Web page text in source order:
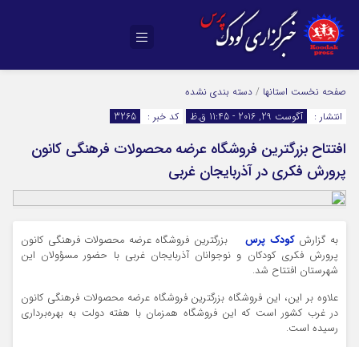
صفحه نخست استانها / دسته بندی نشده
انتشار :
آگوست 29, 2016 - 11:45 ق.ظ کد خبر : 3265
افتتاح بزرگترین فروشگاه عرضه محصولات فرهنگی کانون
پرورش فکری در آذربایجان غربی
به گزارشکودک پرس
بزرگترین فروشگاه عرضه محصولات فرهنگی کانون
پرورش فکری کودکان و نوجوانان آذربایجان غربی با حضور مسؤولان این
شهرستان افتتاح شد.
علاوه بر این، این فروشگاه بزرگترین فروشگاه عرضه محصولات فرهنگی کانون
در غرب کشور است که این فروشگاه همزمان با هفته دولت به بهره‌برداری
رسیده است.